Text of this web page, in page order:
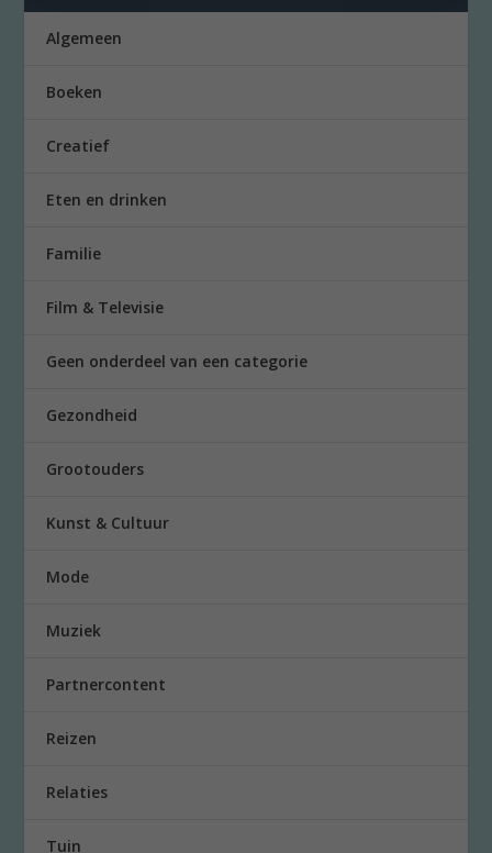
Algemeen
Boeken
Creatief
Eten en drinken
Familie
Film & Televisie
Geen onderdeel van een categorie
Gezondheid
Grootouders
Kunst & Cultuur
Mode
Muziek
Partnercontent
Reizen
Relaties
Tuin